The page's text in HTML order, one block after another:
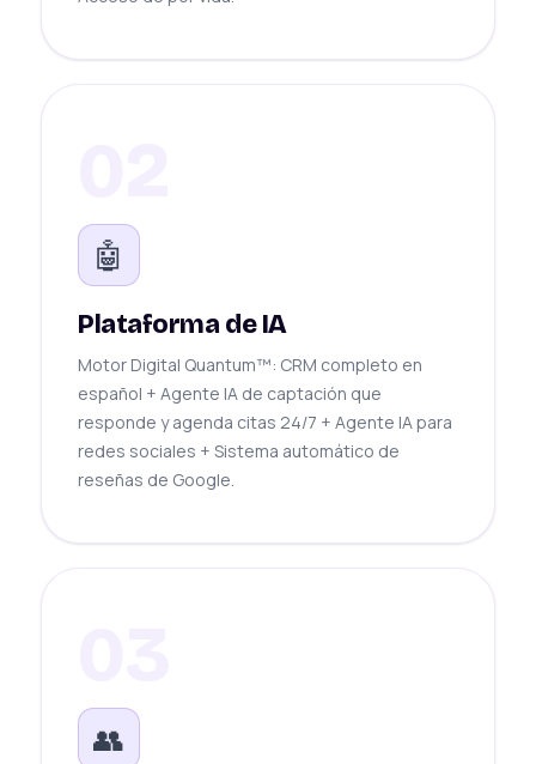
🤖
Plataforma de IA
Motor Digital Quantum™: CRM completo en
español + Agente IA de captación que
responde y agenda citas 24/7 + Agente IA para
redes sociales + Sistema automático de
reseñas de Google.
👥